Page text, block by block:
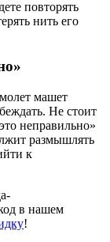
повторять
нить его
машет
Не стоит
неправильно»
размышлять
к
в нашем
!